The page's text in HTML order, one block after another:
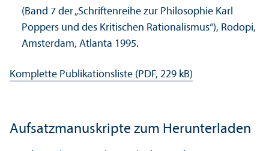
(Band 7 der „Schriftenreihe zur Philosophie Karl
Poppers und des Kritischen Rationalismus“), Rodopi,
Amsterdam, Atlanta 1995.
Komplette Publikations­liste (PDF, 229 kB)
Aufsatzmanuskripte zum Her­unter­laden